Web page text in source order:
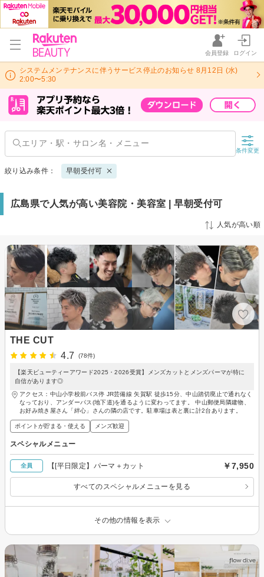
会員登録 ログイン
システムメンテナンスに伴うサービス停止のお知らせ 8月12日 (水)
2:00〜5:30
条件変更
絞り込み条件： 早朝受付可
広島県で人気が高い美容院・美容室 | 早朝受付可
人気が高い順
THE CUT
4.7
(78件)
【楽天ビューティーアワード2025・2026受賞】メンズカットとメンズパーマが特に
自信があります◎
アクセス：中山小学校前バス停 JR芸備線 矢賀駅 徒歩15分、中山踏切廃止で通れなく
なっており、アンダーパス(地下道)を通るように変わってます。 中山郵便局隣建物、
お好み焼き屋さん「絆心」さんの隣の店です。駐車場は表と裏に計2台あります。
ポイントが貯まる・使える メンズ歓迎
スペシャルメニュー
全員 【[平日限定】パーマ＋カット ￥7,950
すべてのスペシャルメニューを見る
その他の情報を表示